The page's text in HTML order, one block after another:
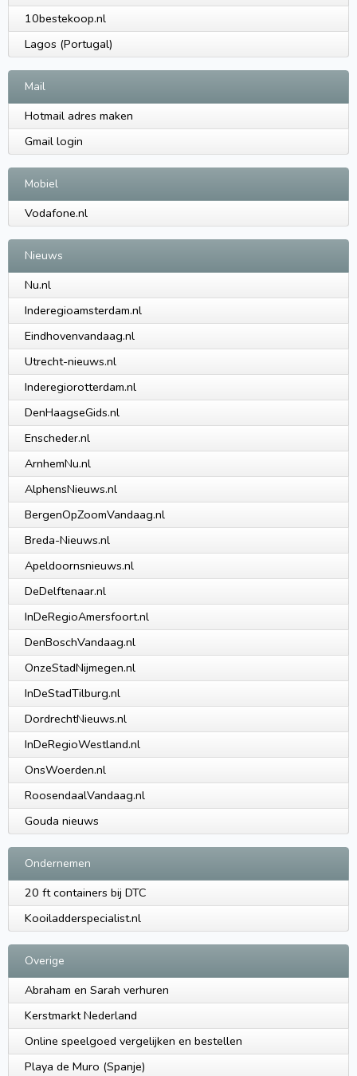
10bestekoop.nl
Lagos (Portugal)
Mail
Hotmail adres maken
Gmail login
Mobiel
Vodafone.nl
Nieuws
Nu.nl
Inderegioamsterdam.nl
Eindhovenvandaag.nl
Utrecht-nieuws.nl
Inderegiorotterdam.nl
DenHaagseGids.nl
Enscheder.nl
ArnhemNu.nl
AlphensNieuws.nl
BergenOpZoomVandaag.nl
Breda-Nieuws.nl
Apeldoornsnieuws.nl
DeDelftenaar.nl
InDeRegioAmersfoort.nl
DenBoschVandaag.nl
OnzeStadNijmegen.nl
InDeStadTilburg.nl
DordrechtNieuws.nl
InDeRegioWestland.nl
OnsWoerden.nl
RoosendaalVandaag.nl
Gouda nieuws
Ondernemen
20 ft containers bij DTC
Kooiladderspecialist.nl
Overige
Abraham en Sarah verhuren
Kerstmarkt Nederland
Online speelgoed vergelijken en bestellen
Playa de Muro (Spanje)